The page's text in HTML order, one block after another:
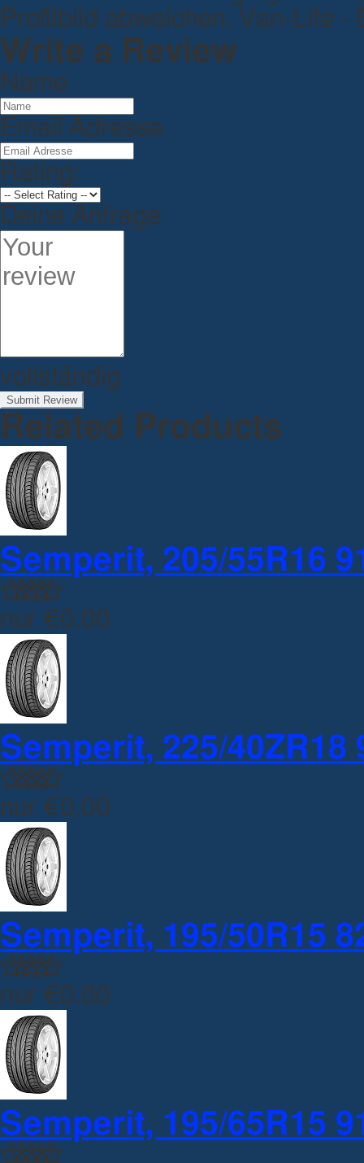
Profilbild abweichen. Van-Life -
Write a Review
Name
Email Adresse
Rating:
Deine Anfrage
vollständig
Submit Review
Related Products
Semperit, 205/55R16
nur €0.00
Semperit, 225/40ZR18
nur €0.00
Semperit, 195/50R15
nur €0.00
Semperit, 195/65R15